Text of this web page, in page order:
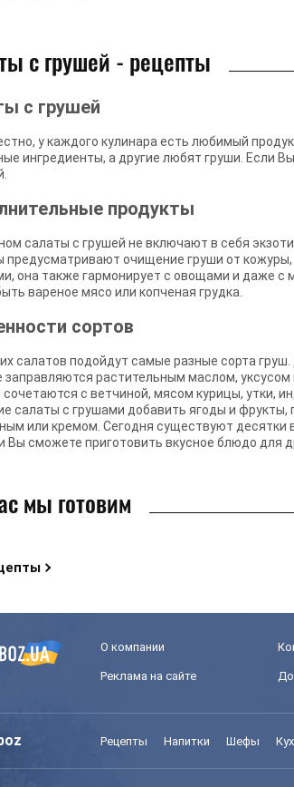
с грушей - рецепты
с грушей
у каждого кулинара есть любимый
ингредиенты, а другие любят груши. Если
продукты
салаты с грушей не включают в себя
предусматривают очищение груши от кожуры,
она также гармонирует с овощами и даже с
вареное мясо или копченая грудка.
сортов
салатов подойдут самые разные сорта
заправляются растительным маслом,
сочетаются с ветчиной, мясом курицы, утки,
салаты с грушами добавить ягоды и
или кремом. Сегодня существуют десятки
Вы сможете приготовить вкусное блюдо для
мы готовим
О компании
Реклама на сайте
Рецепты Напитки Шефы